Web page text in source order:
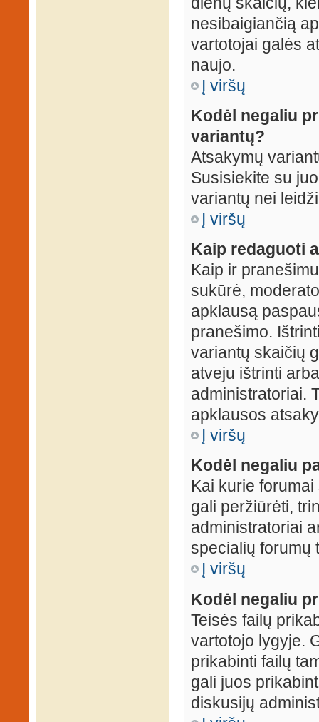
nesibaigiančią
vartotojai galės
naujo.
Į viršų
Kodėl negaliu
variantų?
Atsakymų
Susisiekite su
variantų nei
Į viršų
Kaip redaguoti
Kaip ir
sukūrė,
apklausą
pranešimo.
variantų skaičių
atveju ištrinti
administratoriai.
apklausos
Į viršų
Kodėl negaliu
Kai kurie
gali peržiūrėti,
administratoriai
specialių forumų
Į viršų
Kodėl negaliu
Teisės failų
vartotojo lygyje.
prikabinti failų
gali juos
diskusijų